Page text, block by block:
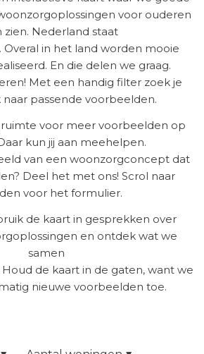
voor ouderen
zien. Nederland staat
Overal in het land worden mooie
En die delen we graag.
Met een handig filter zoek je
passende voorbeelden.
ruimte voor meer voorbeelden op
kun jij aan meehelpen.
van een woonzorgconcept dat
Deel het met ons! Scrol naar
voor het formulier.
de kaart in gesprekken over
en ontdek wat we
samen
de kaart in de gaten, want we
nieuwe voorbeelden toe.